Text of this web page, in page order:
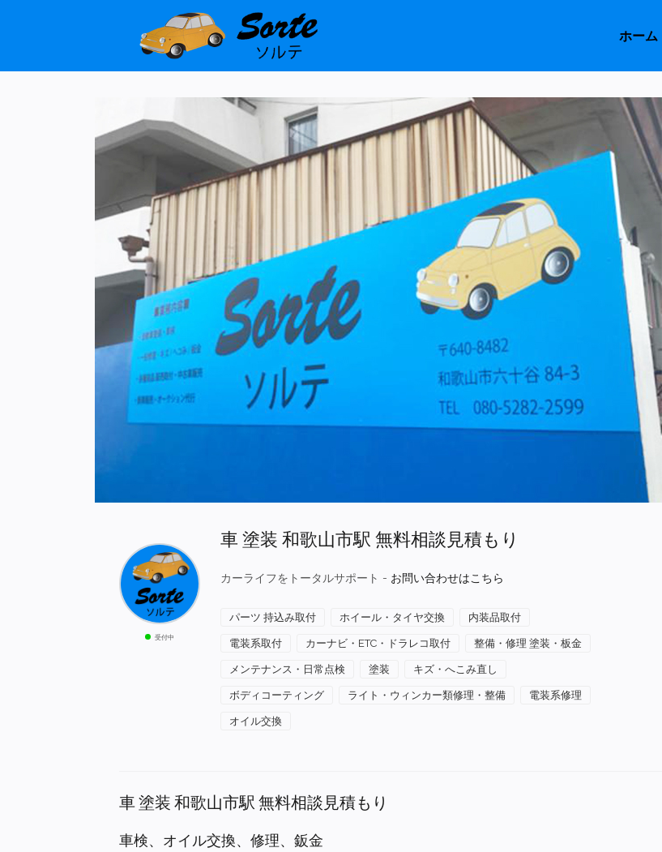
ホーム
受付中
車 塗装 和歌山市駅 無料相談見積もり
カーライフをトータルサポート - お問い合わせはこちら
パーツ 持込み取付 ホイール・タイヤ交換 内装品取付
電装系取付 カーナビ・ETC・ドラレコ取付 整備・修理 塗装・板金
メンテナンス・日常点検 塗装 キズ・へこみ直し
ボディコーティング ライト・ウィンカー類修理・整備 電装系修理
オイル交換
車 塗装 和歌山市駅 無料相談見積もり
車検、オイル交換、修理、鈑金